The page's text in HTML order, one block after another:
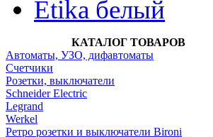
Etika белый
КАТАЛОГ ТОВАРОВ
Автоматы, УЗО, дифавтоматы
Счетчики
Розетки, выключатели
Schneider Electric
Legrand
Werkel
Ретро розетки и выключатели Bironi